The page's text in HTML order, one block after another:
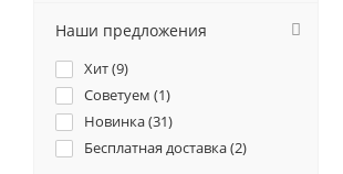
Наши предложения
Хит (9)
Советуем (1)
Новинка (31)
Бесплатная доставка (2)